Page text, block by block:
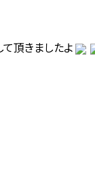
頂きましたよ